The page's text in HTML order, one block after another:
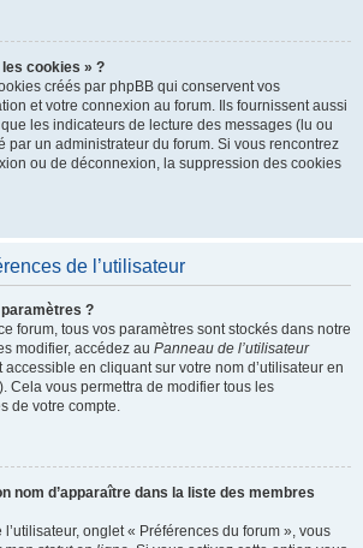
cookies » ?
créés par phpBB qui conservent vos
et votre connexion au forum. Ils fournissent aussi
les indicateurs de lecture des messages (lu ou
par un administrateur du forum. Si vous rencontrez
ou de déconnexion, la suppression des cookies
de l’utilisateur
?
forum, tous vos paramètres sont stockés dans notre
modifier, accédez au Panneau de l’utilisateur
en cliquant sur votre nom d’utilisateur en
Cela vous permettra de modifier tous les
de votre compte.
nom d’apparaître dans la liste des membres
onglet « Préférences du forum », vous